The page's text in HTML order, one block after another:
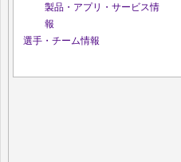
製品・アプリ・サービス情
報
選手・チーム情報